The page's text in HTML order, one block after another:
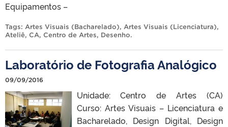
Equipamentos –
Tags: Artes Visuais (Bacharelado), Artes Visuais (Licenciatura),
Ateliê, CA, Centro de Artes, Desenho.
Laboratório de Fotografia Analógico
09/09/2016
Unidade: Centro de Artes (CA)
Curso: Artes Visuais – Licenciatura e
Bacharelado, Design Digital, Design